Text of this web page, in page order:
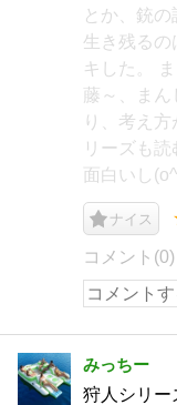
とか、銃
生き残るの
キした。
藤～、ま
り、考え
リーズも
面白いし
ナイス
コメント(0)
みっちー
狩人シリー